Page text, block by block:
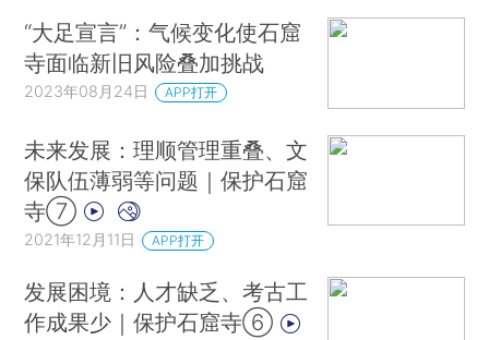
“大足宣言”：气候变化使石窟
寺面临新旧风险叠加挑战
2023年08月24日 APP打开
未来发展：理顺管理重叠、文
保队伍薄弱等问题｜保护石窟
寺⑦
2021年12月11日 APP打开
发展困境：人才缺乏、考古工
作成果少｜保护石窟寺⑥